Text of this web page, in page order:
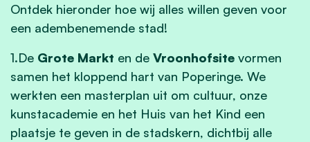
Ontdek hieronder hoe wij alles willen geven voor
een adembenemende stad!
1.De Grote Markt en de Vroonhofsite vormen
samen het kloppend hart van Poperinge. We
werkten een masterplan uit om cultuur, onze
kunstacademie en het Huis van het Kind een
plaatsje te geven in de stadskern, dichtbij alle